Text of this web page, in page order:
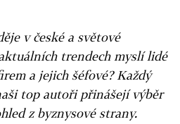
v české a světové
trendech myslí lidé
a jejich šéfové? Každý
top autoři přinášejí výběr
z byznysové strany.